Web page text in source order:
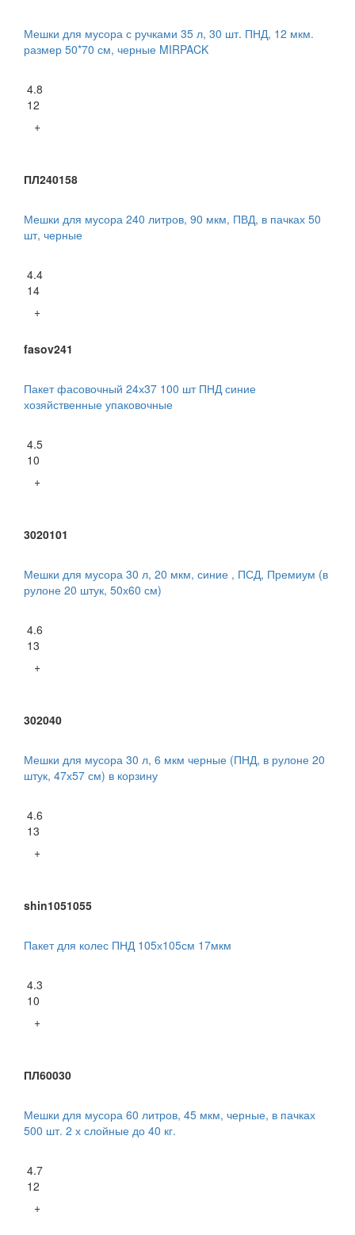
Мешки для мусора с ручками 35 л, 30 шт. ПНД, 12 мкм.
размер 50*70 см, черные MIRPACK
4.8
12
+
ПЛ240158
Мешки для мусора 240 литров, 90 мкм, ПВД, в пачках 50
шт, черные
4.4
14
+
fasov241
Пакет фасовочный 24х37 100 шт ПНД синие
хозяйственные упаковочные
4.5
10
+
3020101
Мешки для мусора 30 л, 20 мкм, синие , ПСД, Премиум (в
рулоне 20 штук, 50х60 см)
4.6
13
+
302040
Мешки для мусора 30 л, 6 мкм черные (ПНД, в рулоне 20
штук, 47х57 см) в корзину
4.6
13
+
shin1051055
Пакет для колес ПНД 105х105см 17мкм
4.3
10
+
ПЛ60030
Мешки для мусора 60 литров, 45 мкм, черные, в пачках
500 шт. 2 х слойные до 40 кг.
4.7
12
+